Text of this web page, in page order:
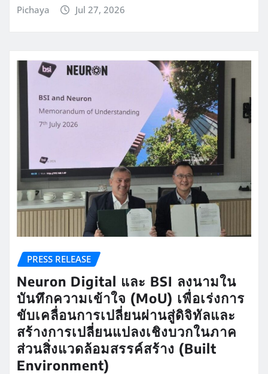
Pichaya Jul 27, 2026
PRESS RELEASE
Neuron Digital และ BSI ลงนามใน
บันทึกความเข้าใจ (MoU) เพื่อเร่งการ
ขับเคลื่อนการเปลี่ยนผ่านสู่ดิจิทัลและ
สร้างการเปลี่ยนแปลงเชิงบวกในภาค
ส่วนสิ่งแวดล้อมสรรค์สร้าง (Built
Environment)